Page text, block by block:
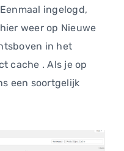
ingelogd,
weer op Nieuwe
in het
cache . Als je op
een soortgelijk